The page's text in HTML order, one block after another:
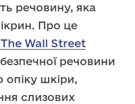
речовину, яка
Про це
Wall Street
речовини
шкіри,
слизових